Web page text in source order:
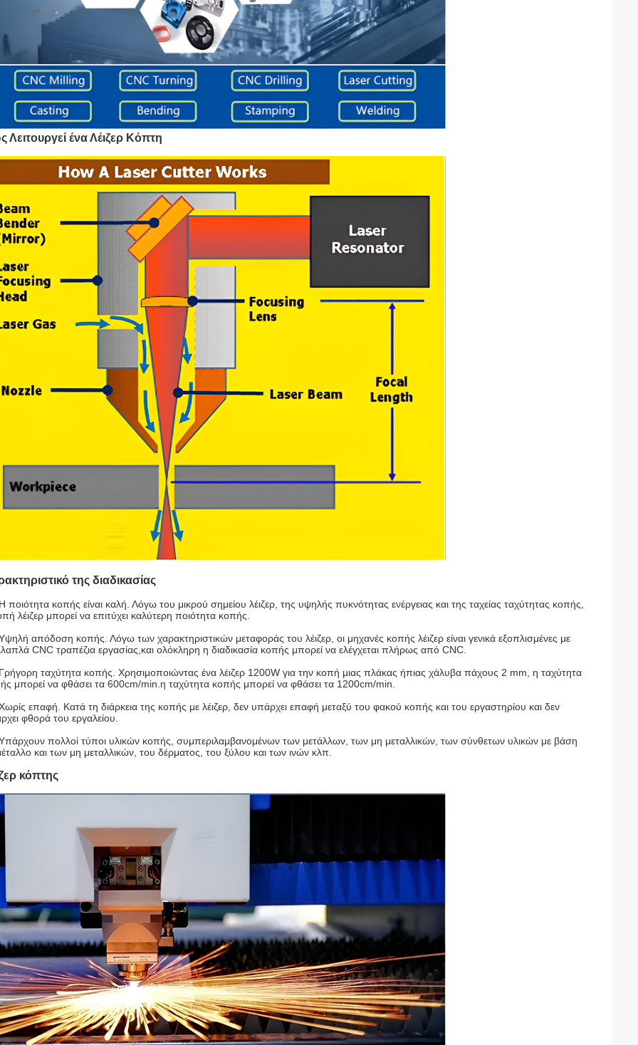
Λειτουργεί ένα Λέιζερ Κόπτη
της διαδικασίας
ποιότητα κοπής είναι καλή. Λόγω του μικρού σημείου λέιζερ, της υψηλής πυκνότητας ενέργειας και της ταχείας ταχύτητας κοπής,
λέιζερ μπορεί να επιτύχει καλύτερη ποιότητα κοπής.
απόδοση κοπής. Λόγω των χαρακτηριστικών μεταφοράς του λέιζερ, οι μηχανές κοπής λέιζερ είναι γενικά εξοπλισμένες με
CNC τραπέζια εργασίας,και ολόκληρη η διαδικασία κοπής μπορεί να ελέγχεται πλήρως από CNC.
ταχύτητα κοπής. Χρησιμοποιώντας ένα λέιζερ 1200W για την κοπή μιας πλάκας ήπιας χάλυβα πάχους 2 mm, η ταχύτητα
μπορεί να φθάσει τα 600cm/min.η ταχύτητα κοπής μπορεί να φθάσει τα 1200cm/min.
επαφή. Κατά τη διάρκεια της κοπής με λέιζερ, δεν υπάρχει επαφή μεταξύ του φακού κοπής και του εργαστηρίου και δεν
φθορά του εργαλείου.
πολλοί τύποι υλικών κοπής, συμπεριλαμβανομένων των μετάλλων, των μη μεταλλικών, των σύνθετων υλικών με βάση
και των μη μεταλλικών, του δέρματος, του ξύλου και των ινών κλπ.
κόπτης